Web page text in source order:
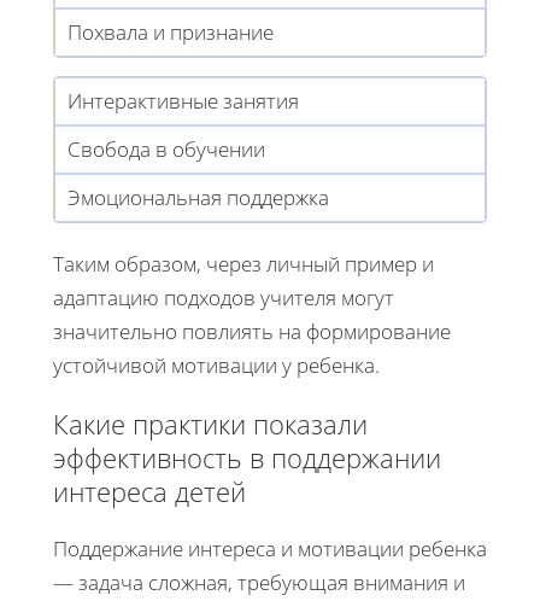
Похвала и признание
Интерактивные занятия
Свобода в обучении
Эмоциональная поддержка
Таким образом, через личный пример и
адаптацию подходов учителя могут
значительно повлиять на формирование
устойчивой мотивации у ребенка.
Какие практики показали
эффективность в поддержании
интереса детей
Поддержание интереса и мотивации ребенка
— задача сложная, требующая внимания и